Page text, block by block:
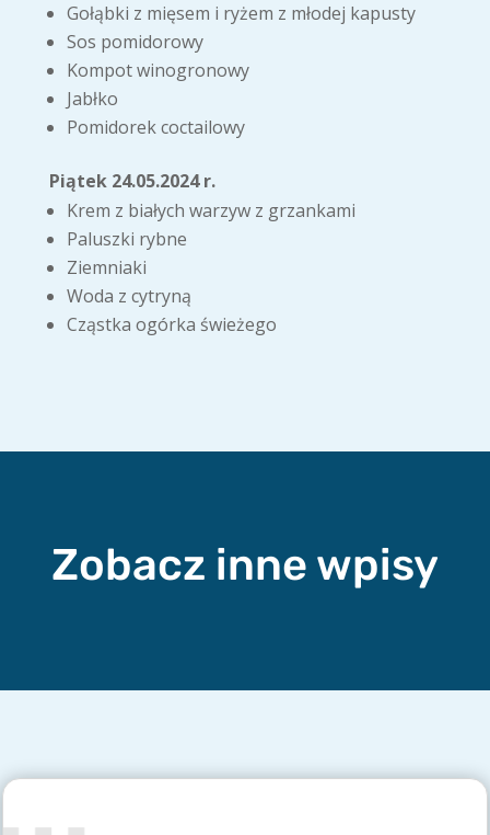
Gołąbki z mięsem i ryżem z młodej kapusty
Sos pomidorowy
Kompot winogronowy
Jabłko
Pomidorek coctailowy
Piątek 24.05.2024 r.
Krem z białych warzyw z grzankami
Paluszki rybne
Ziemniaki
Woda z cytryną
Cząstka ogórka świeżego
Zobacz inne wpisy